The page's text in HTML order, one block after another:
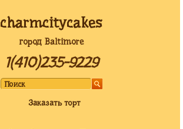
charmcitycakes
город Baltimore
1(410)235-9229
Заказать торт